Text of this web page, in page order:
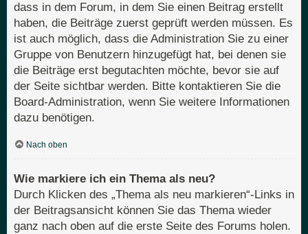
dass in dem Forum, in dem Sie einen Beitrag erstellt
haben, die Beiträge zuerst geprüft werden müssen. Es
ist auch möglich, dass die Administration Sie zu einer
Gruppe von Benutzern hinzugefügt hat, bei denen sie
die Beiträge erst begutachten möchte, bevor sie auf
der Seite sichtbar werden. Bitte kontaktieren Sie die
Board-Administration, wenn Sie weitere Informationen
dazu benötigen.
Nach oben
Wie markiere ich ein Thema als neu?
Durch Klicken des „Thema als neu markieren“-Links in
der Beitragsansicht können Sie das Thema wieder
ganz nach oben auf die erste Seite des Forums holen.